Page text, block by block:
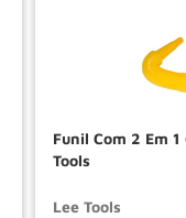
Funil Com 2 Em
Tools
Lee Tools